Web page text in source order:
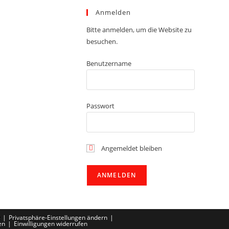
Anmelden
Bitte anmelden, um die Website zu
besuchen.
Benutzername
Passwort
Angemeldet bleiben
Privatsphäre-Einstellungen ändern
Einwilligungen widerrufen